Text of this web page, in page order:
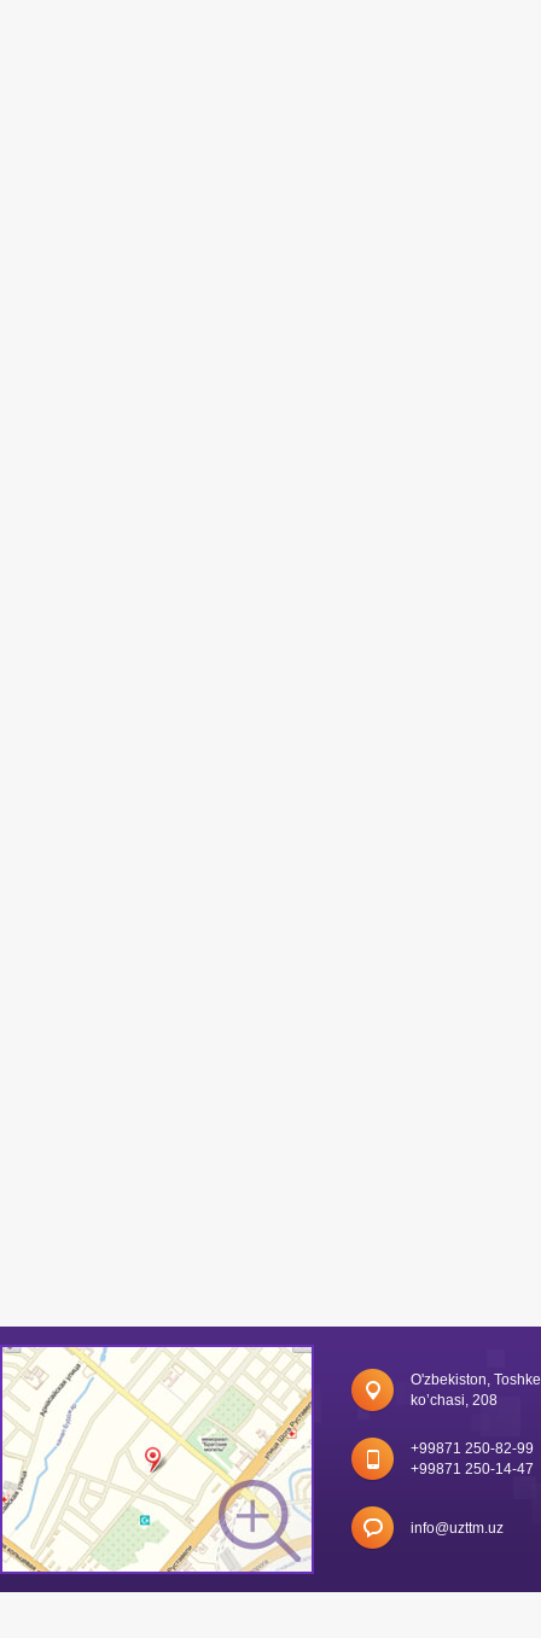
O'zbekiston,
ko’chasi, 208
+99871 250-82-99
+99871 250-14-47
info@uzttm.uz